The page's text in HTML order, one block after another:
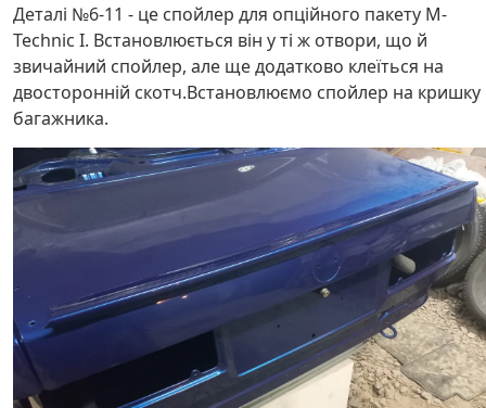
Деталі №6-11 - це спойлер для опційного пакету M-
Technic I. Встановлюється він у ті ж отвори, що й
звичайний спойлер, але ще додатково клеїться на
двосторонній скотч.Встановлюємо спойлер на кришку
багажника.